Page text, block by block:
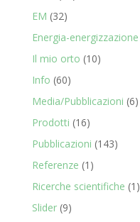
EM (32)
Energia-energizzazione
Il mio orto (10)
Info (60)
Media/Pubblicazioni (6)
Prodotti (16)
Pubblicazioni (143)
Referenze (1)
Ricerche scientifiche (1)
Slider(9)